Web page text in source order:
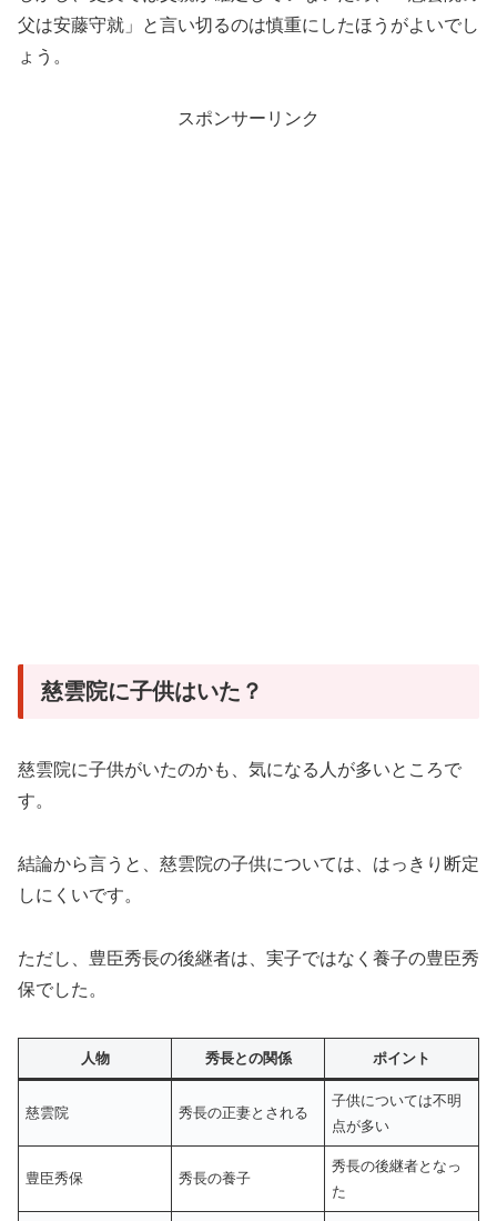
父は安藤守就」と言い切るのは慎重にしたほうがよいでし
ょう。
スポンサーリンク
慈雲院に子供はいた？
慈雲院に子供がいたのかも、気になる人が多いところで
す。
結論から言うと、慈雲院の子供については、はっきり断定
しにくいです。
ただし、豊臣秀長の後継者は、実子ではなく養子の豊臣秀
保でした。
人物 秀長との関係 ポイント
慈雲院 秀長の正妻とされる
子供については不明
点が多い
豊臣秀保 秀長の養子
秀長の後継者となっ
た